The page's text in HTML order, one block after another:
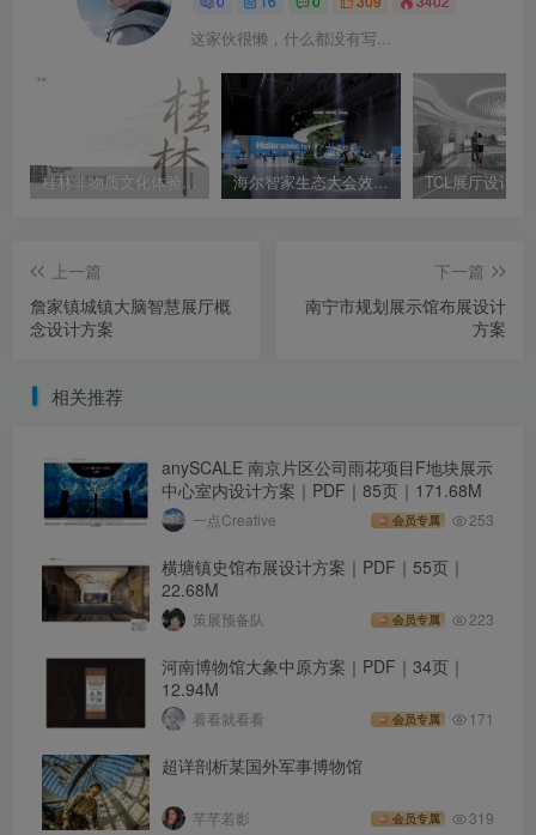
这家伙很懒，什么都没有写...
桂林非物质文化体验馆规划设计方案 海尔智家生态大会效果图设计方案一
上一篇
詹家镇城镇大脑智慧展厅概
念设计方案
下一篇
南宁市规划展示馆布展设计
方案
相关推荐
anySCALE 南京片区公司雨花项目F地块展示
中心室内设计方案｜PDF｜85页｜171.68M
一点Creative 会员专属 253
横塘镇史馆布展设计方案｜PDF｜55页｜
22.68M
策展预备队 会员专属 223
河南博物馆大象中原方案｜PDF｜34页｜
12.94M
看看就看看 会员专属 171
超详剖析某国外军事博物馆
芊芊若影 会员专属 319